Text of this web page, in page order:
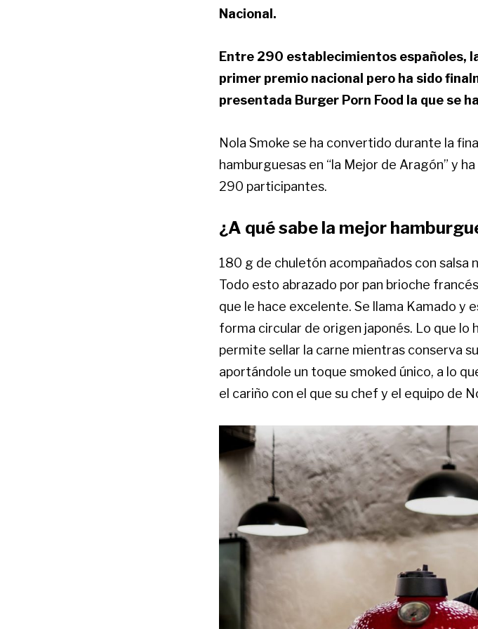
Nacional.
Entre 290 establecimientos españoles,
primer premio nacional pero ha sido
presentada Burger Porn Food la que se
Nola Smoke se ha convertido durante la
hamburguesas en “la Mejor de Aragón” y
290 participantes.
¿A qué sabe la mejor
180 g de chuletón acompañados con salsa
Todo esto abrazado por pan brioche
que le hace excelente. Se llama Kamado y
forma circular de origen japonés. Lo que
permite sellar la carne mientras conserva
aportándole un toque smoked único, a lo
el cariño con el que su chef y el equipo de